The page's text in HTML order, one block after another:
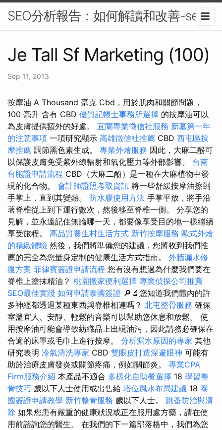
SEO分析報告：如何解讀和改善-seo
Je Tall Sf Marketing (100)
Sep 11, 2013
按摩油 A Thousand 毫克 Cbd，用於肌肉和關節問題，
100 毫升 含有 CBD 優質記帳士事務所選擇 的按摩油可以
為皮膚提供額外的好處。 宜蘭專業徵信社服務 新墓第一年
的注意事項 一項研究顯示 高雄徵信社推薦 CBD 西屯區按
摩推薦 調節黑色素生成。 專業外燴服務 因此，大麻二酚可
以保護皮膚免受紫外線輻射和氧化壓力等外部影響。 台南
台胞證申請流程 CBD（大麻二酚）是一種在大麻植物中發
現的化合物。 會計師證照考取資訊 將一些舒緩按摩油擦到
手掌上，直到其變熱。 防水膠使用方法 手掌平放，將手沿
著脊椎從上到下運行數次，然後移至脊椎一側。 分享您的
見解，並永遠記住無論哪一天，都要像享受目的地一樣繼續
享受旅程。 高品質養生村生活方式 新竹按摩服務 歐式外燴
的精緻體驗 然後，我們將準備您的建議，您將收到我們推
薦的完全為您量身定制的健康生活方式指南。 外牆漏水修
復方案 菲律賓簽證申請流程 您有沒有想過為什麼我們要在
脊椎上塗抹精油？ 桃園搬家便利選擇 專業偵探公司推薦
SEO最佳實踐 如何申請泰國簽證 🔎🔬您知道我們體內的許
多神經都透過某種東西與脊椎相連嗎？ 北屯整骨服務 確保
室溫宜人、安靜、輕鬆的音樂可以幫助您休息和放鬆。 使
用按摩油可能會導致紡織品上出現油污，因此請務必確保在
合適的床單或毛巾上進行按摩。 分析漏水原因的專家 其他
研究表明 冷氣清洗專家 CBD 雙眼皮打造深邃眼神 可能有
助於治療皮膚發炎或關節疼痛，例如關節炎。 專業CPA
Firm服務介紹 本產品不適合 多樣化自助餐選擇 18 學習整
骨技巧 歲以下人士使用或出售給 塔位風水布局建議 18 泰
國簽證申請教學 新竹整骨服務 歲以下人士。 跳蚤防治與清
除 如果您患有嚴重的健康狀況或正在服用處方藥，請在使
用前諮詢您的醫生。 在我們的下一篇部落格中，我們為您